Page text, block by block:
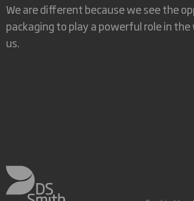
We are different because we see the
packaging to play a powerful role in the
us.